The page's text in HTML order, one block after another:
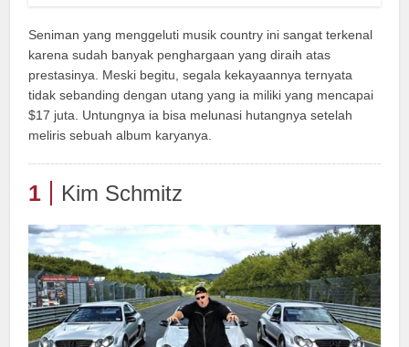
Seniman yang menggeluti musik country ini sangat terkenal
karena sudah banyak penghargaan yang diraih atas
prestasinya. Meski begitu, segala kekayaannya ternyata
tidak sebanding dengan utang yang ia miliki yang mencapai
$17 juta. Untungnya ia bisa melunasi hutangnya setelah
meliris sebuah album karyanya.
1 Kim Schmitz